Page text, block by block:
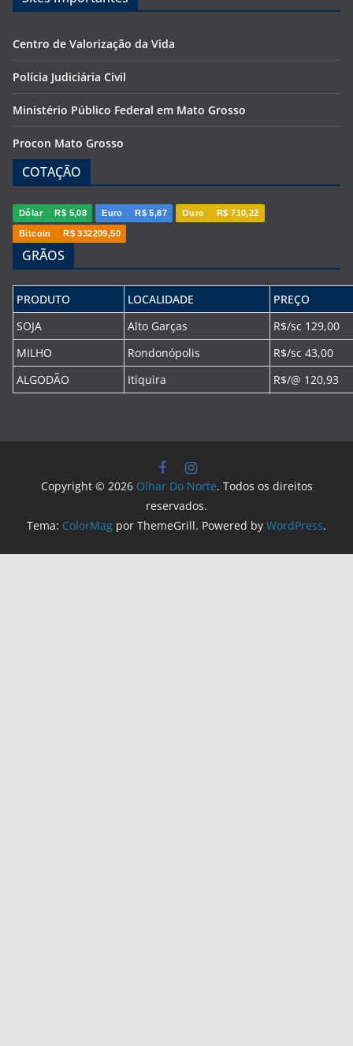
Centro de Valorização da Vida
Polícia Judiciária Civil
Ministério Público Federal em Mato Grosso
Procon Mato Grosso
COTAÇÃO
Dólar R$ 5,08 Euro R$ 5,87 Ouro R$ 710,22
Bitcoin R$ 332209,50
GRÃOS
PRODUTO LOCALIDADE
PREÇO
SOJA
Alto Garças
R$/sc 129,00
MILHO
Rondonópolis
R$/sc 43,00
ALGODÃO
Itiquira R$/@ 120,93
Copyright © 2026 Olhar Do Norte. Todos os direitos
reservados.
Tema: ColorMag por ThemeGrill. Powered by WordPress.